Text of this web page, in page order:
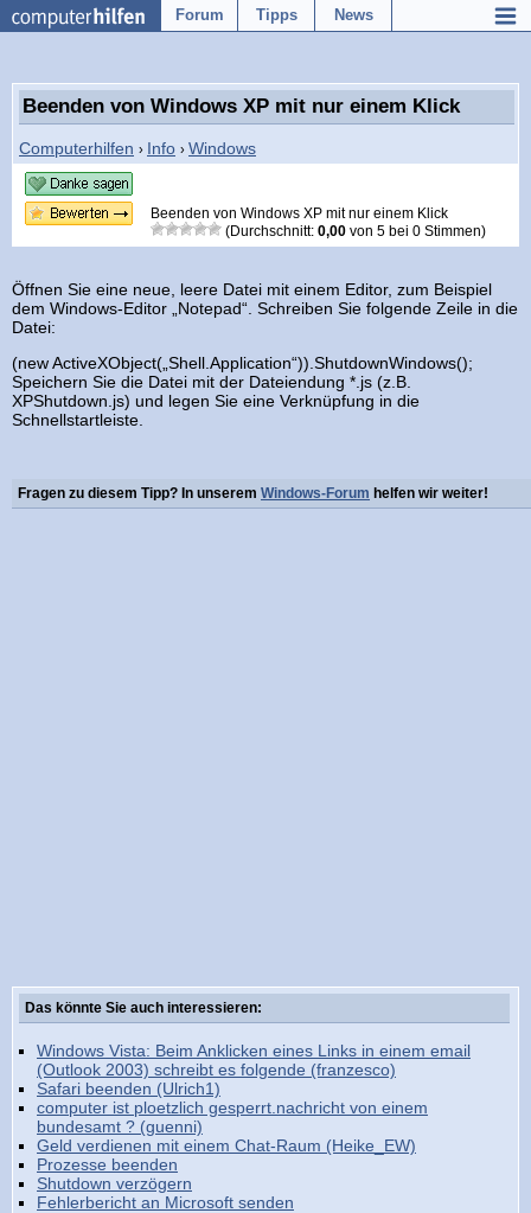
Forum Tipps News
Beenden von Windows XP mit nur einem Klick
Computerhilfen › Info › Windows
Beenden von Windows XP mit nur einem Klick
(Durchschnitt: 0,00 von 5 bei 0 Stimmen)
Öffnen Sie eine neue, leere Datei mit einem Editor, zum Beispiel
dem Windows-Editor „Notepad“. Schreiben Sie folgende Zeile in die
Datei:
(new ActiveXObject(„Shell.Application“)).ShutdownWindows();
Speichern Sie die Datei mit der Dateiendung *.js (z.B.
XPShutdown.js) und legen Sie eine Verknüpfung in die
Schnellstartleiste.
Fragen zu diesem Tipp? In unserem Windows-Forum helfen wir weiter!
Das könnte Sie auch interessieren:
Windows Vista: Beim Anklicken eines Links in einem email
(Outlook 2003) schreibt es folgende (franzesco)
Safari beenden (Ulrich1)
computer ist ploetzlich gesperrt.nachricht von einem
bundesamt ? (guenni)
Geld verdienen mit einem Chat-Raum (Heike_EW)
Prozesse beenden
Shutdown verzögern
Fehlerbericht an Microsoft senden